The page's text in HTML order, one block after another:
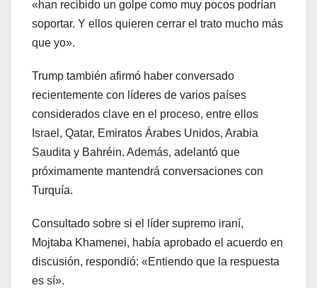
«han recibido un golpe como muy pocos podrían
soportar. Y ellos quieren cerrar el trato mucho más
que yo».
Trump también afirmó haber conversado
recientemente con líderes de varios países
considerados clave en el proceso, entre ellos
Israel, Qatar, Emiratos Árabes Unidos, Arabia
Saudita y Bahréin. Además, adelantó que
próximamente mantendrá conversaciones con
Turquía.
Consultado sobre si el líder supremo iraní,
Mojtaba Khamenei, había aprobado el acuerdo en
discusión, respondió: «Entiendo que la respuesta
es sí».